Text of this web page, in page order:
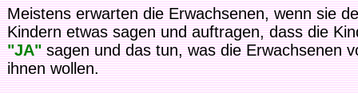
Meistens erwarten die Erwachsenen, wenn sie
Kindern etwas sagen und auftragen, dass die
"JA"sagen und das tun, was die Erwachsenen
ihnen wollen.